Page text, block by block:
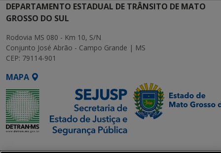
DEPARTAMENTO ESTADUAL DE TRÂNSITO DE MATO
GROSSO DO SUL
Rodovia MS 080 - Km 10, S/N
Conjunto José Abrão - Campo Grande | MS
CEP: 79114-901
MAPA